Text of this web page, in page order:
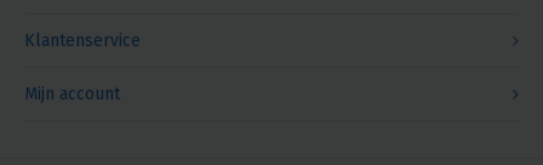
Klantenservice
Mijn account